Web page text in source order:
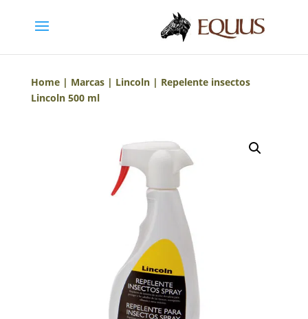
Home| Marcas| Lincoln| Repelente insectos
Lincoln 500 ml